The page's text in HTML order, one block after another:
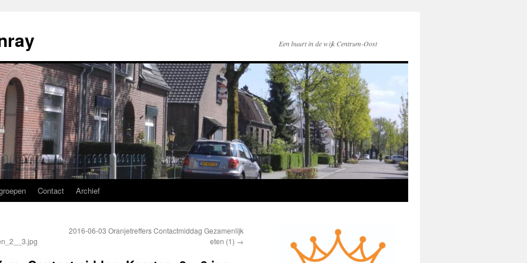
Een buurt in de wijk Centrum-Oost
Contact Archief
2016-06-03 Oranjetreffers Contactmiddag Gezamenlijk
eten (1) →